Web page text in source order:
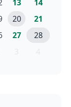
13 14
20 21
27 28